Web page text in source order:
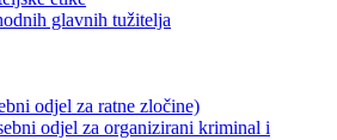
glavnih tužitelja
odjel za ratne zločine)
odjel za organizirani kriminal i